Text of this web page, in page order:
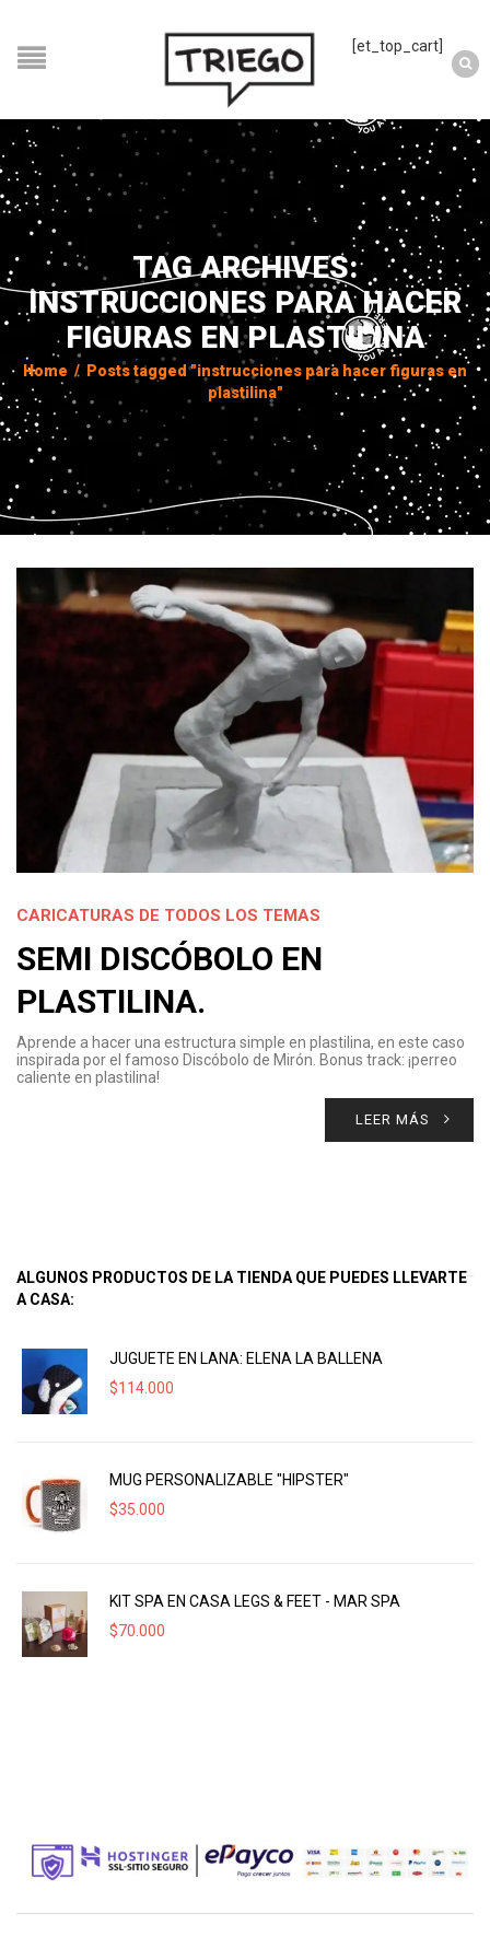
[et_top_cart]
TAG ARCHIVES:
INSTRUCCIONES PARA HACER
FIGURAS EN PLASTILINA
Home / Posts tagged "instrucciones para hacer figuras en
plastilina"
CARICATURAS DE TODOS LOS TEMAS
SEMI DISCÓBOLO EN
PLASTILINA.
Aprende a hacer una estructura simple en plastilina, en este caso
inspirada por el famoso Discóbolo de Mirón. Bonus track: ¡perreo
caliente en plastilina!
LEER MÁS
ALGUNOS PRODUCTOS DE LA TIENDA QUE PUEDES LLEVARTE
A CASA:
JUGUETE EN LANA: ELENA LA BALLENA
$114.000
MUG PERSONALIZABLE "HIPSTER"
$35.000
KIT SPA EN CASA LEGS & FEET - MAR SPA
$70.000